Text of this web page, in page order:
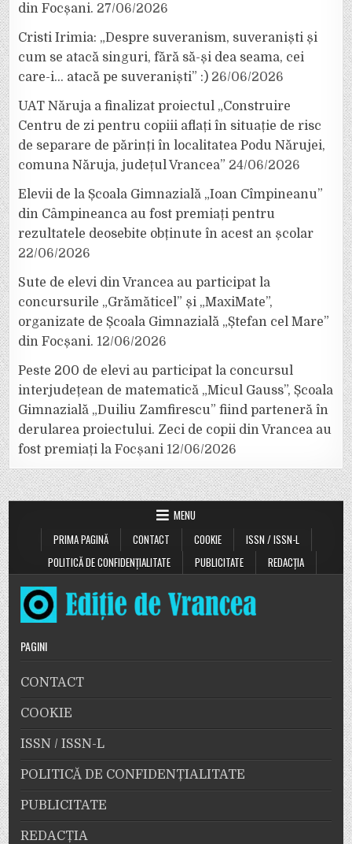
din Focșani. 27/06/2026
Cristi Irimia: „Despre suveranism, suveraniști și
cum se atacă singuri, fără să-și dea seama, cei
care-i… atacă pe suveraniști” :) 26/06/2026
UAT Năruja a finalizat proiectul „Construire
Centru de zi pentru copiii aflați în situație de risc
de separare de părinți în localitatea Podu Nărujei,
comuna Năruja, județul Vrancea” 24/06/2026
Elevii de la Școala Gimnazială „Ioan Cîmpineanu”
din Câmpineanca au fost premiați pentru
rezultatele deosebite obținute în acest an școlar
22/06/2026
Sute de elevi din Vrancea au participat la
concursurile „Grămăticel” și „MaxiMate”,
organizate de Școala Gimnazială „Ștefan cel Mare”
din Focșani. 12/06/2026
Peste 200 de elevi au participat la concursul
interjudețean de matematică „Micul Gauss”, Școala
Gimnazială „Duiliu Zamfirescu” fiind parteneră în
derularea proiectului. Zeci de copii din Vrancea au
fost premiați la Focșani 12/06/2026
MENU
PRIMA PAGINĂ
CONTACT COOKIE
ISSN / ISSN-L
POLITICĂ DE CONFIDENȚIALITATE
PUBLICITATE REDACȚIA
PAGINI
CONTACT
COOKIE
ISSN / ISSN-L
POLITICĂ DE CONFIDENȚIALITATE
PUBLICITATE
REDACȚIA